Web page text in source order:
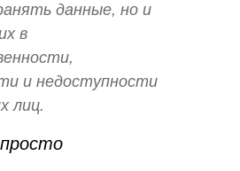
данные, но и
в
и недоступности
лиц.